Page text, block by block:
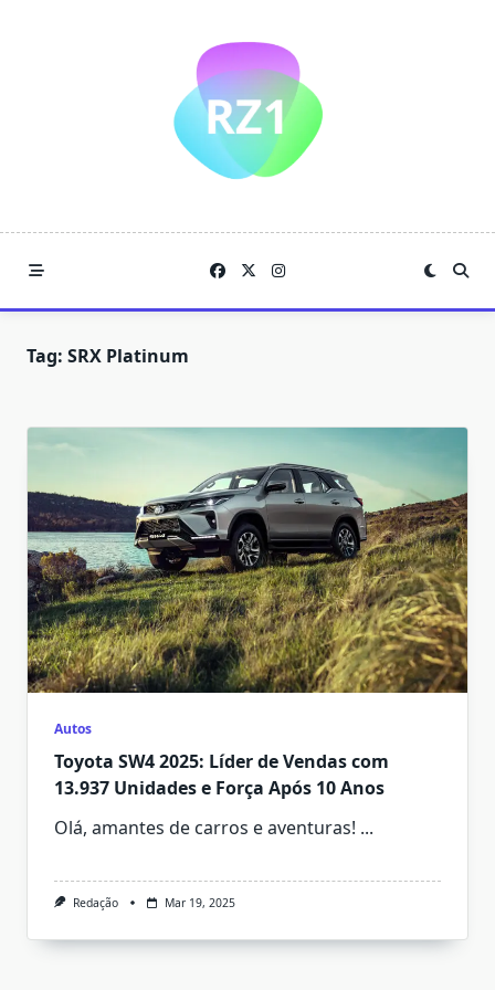
Tag: SRX Platinum
Autos
Toyota SW4 2025: Líder de Vendas com
13.937 Unidades e Força Após 10 Anos
Olá, amantes de carros e aventuras! ...
Redação Mar 19, 2025